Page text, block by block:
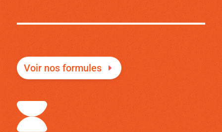
Voir nos formules